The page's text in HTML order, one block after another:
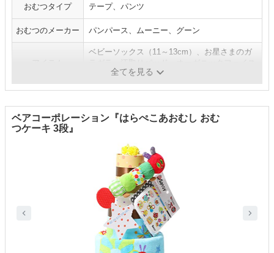
おむつタイプ テープ、パンツ
おむつのメーカー パンパース、ムーニー、グーン
ベビーソックス（11～13cm）、お星さまのガ
タオル全てを見る
ベアコーポレーション『はらぺこあおむし おむ
つケーキ 3段』